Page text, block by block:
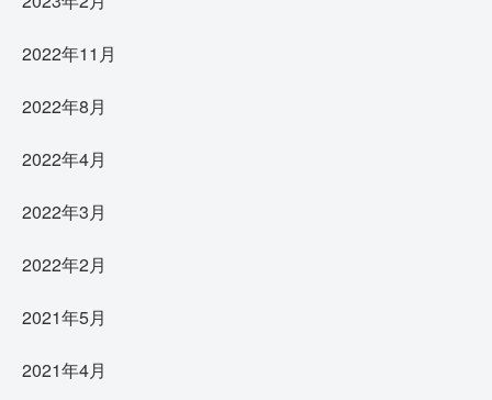
2022年11月
2022年8月
2022年4月
2022年3月
2022年2月
2021年5月
2021年4月